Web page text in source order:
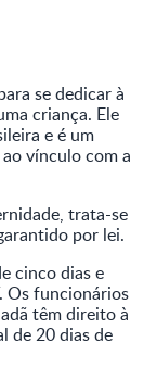
se dedicar à
criança. Ele
e é um
vínculo com a
trata-se
por lei.
cinco dias e
Os funcionários
têm direito à
de 20 dias de